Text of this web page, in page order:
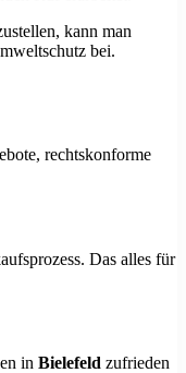
kann man
bei.
rechtskonforme
Das alles für
in Bielefeld zufrieden